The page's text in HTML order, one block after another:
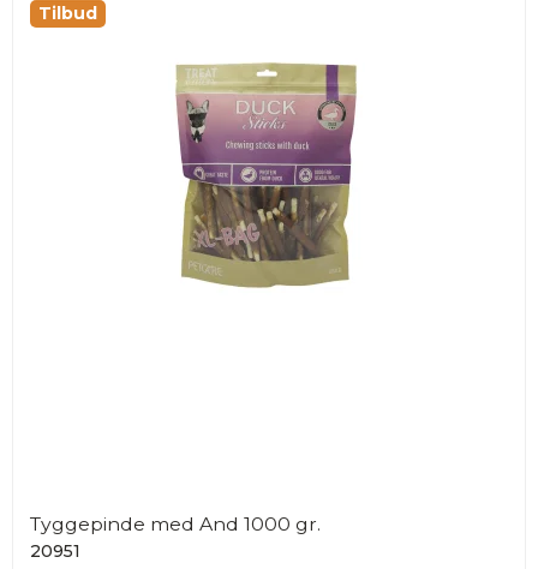
Tilbud
Tyggepinde med And 1000 gr.
20951